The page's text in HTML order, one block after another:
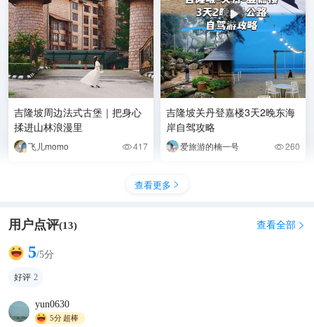
吉隆坡周边法式古堡｜把身心
揉进山林浪漫里
飞儿momo 417
吉隆坡关丹登嘉楼3天2晚东海
岸自驾攻略
爱旅游的楠一号 260
查看更多 
用户点评(13) 查看全部 
5/5分
好评 2
yun0630
5分超棒